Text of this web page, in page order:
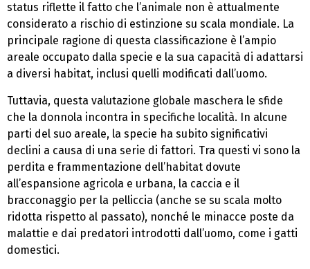
status riflette il fatto che l’animale non è attualmente
considerato a rischio di estinzione su scala mondiale. La
principale ragione di questa classificazione è l’ampio
areale occupato dalla specie e la sua capacità di adattarsi
a diversi habitat, inclusi quelli modificati dall’uomo.
Tuttavia, questa valutazione globale maschera le sfide
che la donnola incontra in specifiche località. In alcune
parti del suo areale, la specie ha subito significativi
declini a causa di una serie di fattori. Tra questi vi sono la
perdita e frammentazione dell’habitat dovute
all’espansione agricola e urbana, la caccia e il
bracconaggio per la pelliccia (anche se su scala molto
ridotta rispetto al passato), nonché le minacce poste da
malattie e dai predatori introdotti dall’uomo, come i gatti
domestici.